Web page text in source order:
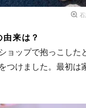
石
来は？
ョップで抱っこした
つけました。最初は